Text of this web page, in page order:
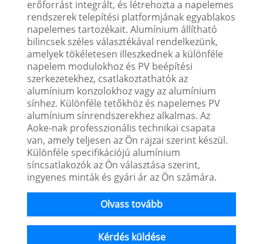
erőforrást integrált, és létrehozta a napelemes
rendszerek telepítési platformjának egyablakos
napelemes tartozékait. Alumínium állítható
bilincsek széles választékával rendelkezünk,
amelyek tökéletesen illeszkednek a különféle
napelem modulokhoz és PV beépítési
szerkezetekhez, csatlakoztathatók az
alumínium konzolokhoz vagy az alumínium
sínhez. Különféle tetőkhöz és napelemes PV
alumínium sínrendszerekhez alkalmas. Az
Aoke-nak professzionális technikai csapata
van, amely teljesen az Ön rajzai szerint készül.
Különféle specifikációjú alumínium
síncsatlakozók az Ön választása szerint,
ingyenes minták és gyári ár az Ön számára.
Olvass tovább
Kérdés küldése